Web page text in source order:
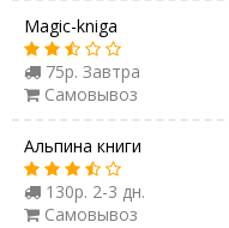
Magic-kniga
75р. Завтра
Самовывоз
Альпина книги
130р. 2-3 дн.
Самовывоз